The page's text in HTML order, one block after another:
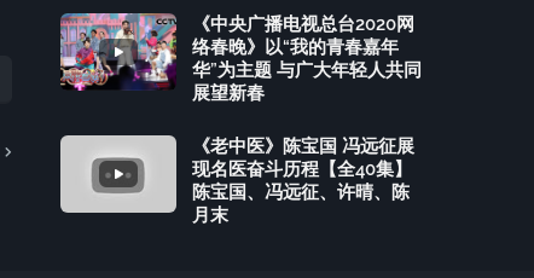
《中央广播电视总台2020网
络春晚》以“我的青春嘉年
华”为主题 与广大年轻人共同
展望新春
《老中医》陈宝国 冯远征展
现名医奋斗历程【全40集】
陈宝国、冯远征、许晴、陈
月末